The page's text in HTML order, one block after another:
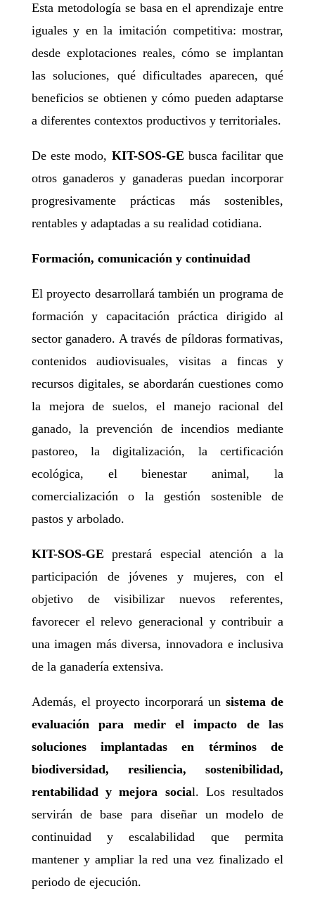
Esta metodología se basa en el aprendizaje entre
iguales y en la imitación competitiva: mostrar,
desde explotaciones reales, cómo se implantan
las soluciones, qué dificultades aparecen, qué
beneficios se obtienen y cómo pueden adaptarse
a diferentes contextos productivos y territoriales.
De este modo, KIT-SOS-GE busca facilitar que
otros ganaderos y ganaderas puedan incorporar
progresivamente prácticas más sostenibles,
rentables y adaptadas a su realidad cotidiana.
Formación, comunicación y continuidad
El proyecto desarrollará también un programa de
formación y capacitación práctica dirigido al
sector ganadero. A través de píldoras formativas,
contenidos audiovisuales, visitas a fincas y
recursos digitales, se abordarán cuestiones como
la mejora de suelos, el manejo racional del
ganado, la prevención de incendios mediante
pastoreo, la digitalización, la certificación
ecológica, el bienestar animal, la
comercialización o la gestión sostenible de
pastos y arbolado.
KIT-SOS-GE prestará especial atención a la
participación de jóvenes y mujeres, con el
objetivo de visibilizar nuevos referentes,
favorecer el relevo generacional y contribuir a
una imagen más diversa, innovadora e inclusiva
de la ganadería extensiva.
Además, el proyecto incorporará unsistema de
evaluación para medir el impacto de las
soluciones implantadas en términos de
biodiversidad, resiliencia, sostenibilidad,
rentabilidad y mejora social. Los resultados
servirán de base para diseñar un modelo de
continuidad y escalabilidad que permita
mantener y ampliar la red una vez finalizado el
periodo de ejecución.